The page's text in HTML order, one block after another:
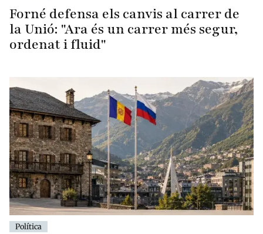
Forné defensa els canvis al carrer de
la Unió: "Ara és un carrer més segur,
ordenat i fluid"
Política